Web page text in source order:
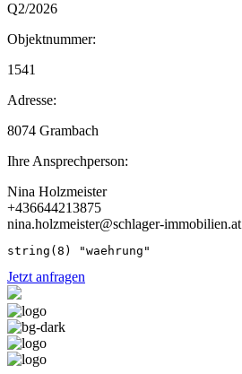
Q2/2026
Objektnummer:
1541
Adresse:
8074 Grambach
Ihre Ansprechperson:
Nina Holzmeister
+436644213875
nina.holzmeister@schlager-immobilien.at
Jetzt anfragen